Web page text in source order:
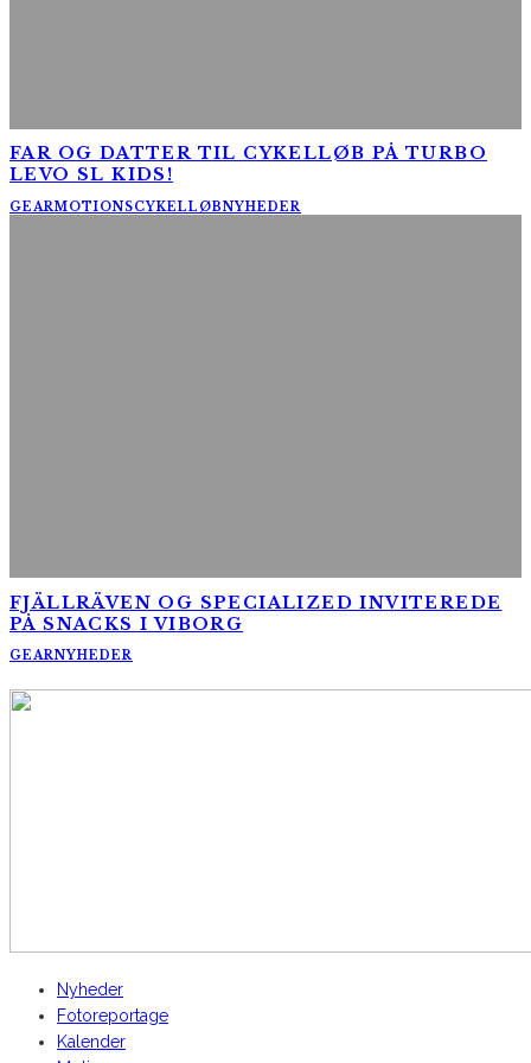
FAR OG DATTER TIL CYKELLØB PÅ TURBO
LEVO SL KIDS!
GEARMOTIONSCYKELLØBNYHEDER
FJÄLLRÄVEN OG SPECIALIZED INVITEREDE
PÅ SNACKS I VIBORG
GEARNYHEDER
Nyheder
Fotoreportage
Kalender